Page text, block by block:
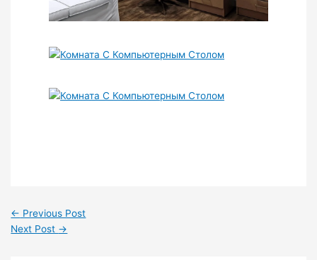
← Previous Post
Next Post →